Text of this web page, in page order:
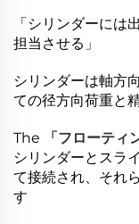
「シリンダーには
担当させる」
シリンダーは軸方
ての径方向荷重と
The 「フローティ
シリンダーとスラ
て接続され、それ
す